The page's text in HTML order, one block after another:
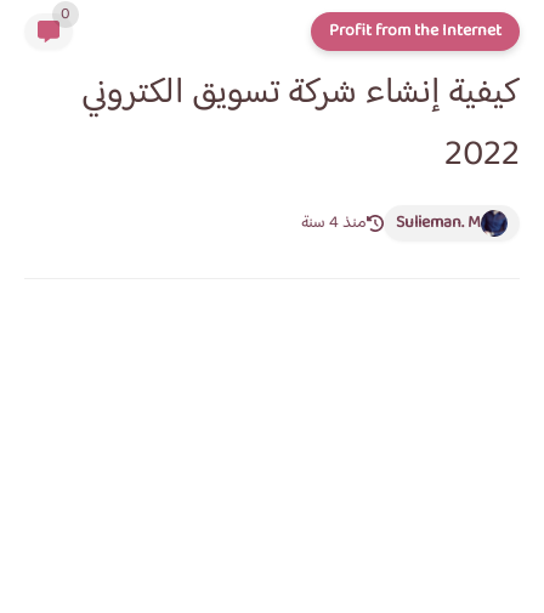
Profit from the Internet
0
كيفية إنشاء شركة تسويق الكتروني
2022
Sulieman. M منذ 4 سنة